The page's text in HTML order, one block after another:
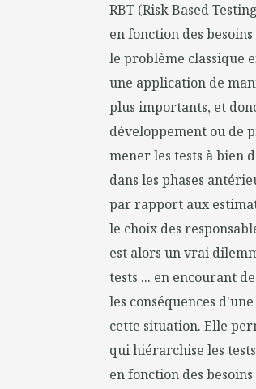
RBT (Risk Based
en fonction des
le problème classique
une application de
plus importants, et
développement ou de
mener les tests à bien
dans les phases
par rapport aux
le choix des
est alors un vrai
tests ... en encourant
les conséquences
cette situation. Elle
qui hiérarchise les
en fonction des